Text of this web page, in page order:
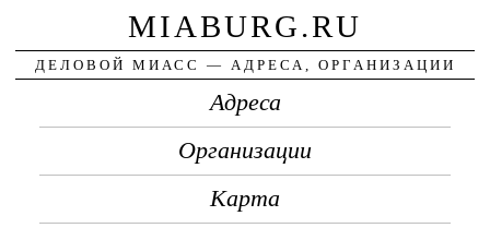
MIABURG.RU
ДЕЛОВОЙ МИАСС — АДРЕСА, ОРГАНИЗАЦИИ
Адреса
Организации
Карта